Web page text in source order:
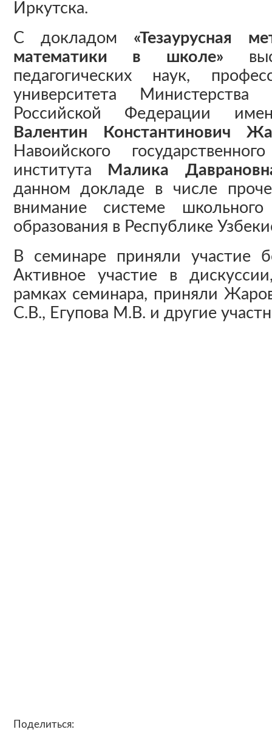
Иркутска.
С докладом «Тезаурусная
математики в школе»
педагогических наук,
университета
Российской Федерации
Валентин Константинович
Навоийского
института
Малика
данном докладе в числе
внимание системе школьного
образования в Республике
В семинаре приняли участие
Активное участие в
рамках семинара, приняли
С.В., Егупова М.В. и другие
Поделиться: